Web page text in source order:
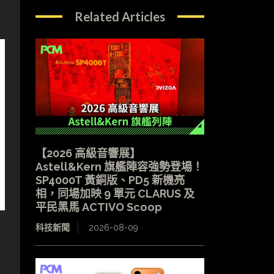
Related Articles
【2026 高級音響展】
Astell&Kern 旗艦陣容強勢登場！
SP4000T 黃銅版、PD5 新機亮
相，同場加映 9 單元 CLARUS 及
平民黑馬 ACTIVO Scoop
科技新聞 2026-08-09